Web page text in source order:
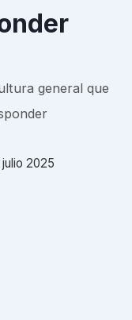
general que
julio 2025